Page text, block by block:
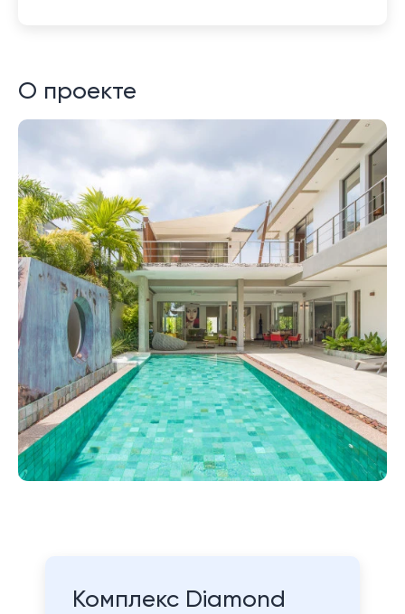
О проекте
Комплекс Diamond